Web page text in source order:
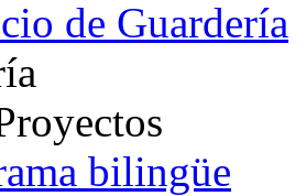
de Guardería
bilingüe